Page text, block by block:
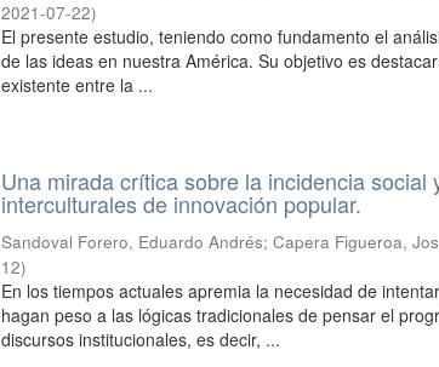
2021-07-22)
El presente estudio, teniendo como fundamento el
de las ideas en nuestra América. Su objetivo es
existente entre la ...
Una mirada crítica sobre la incidencia social
interculturales de innovación popular.
Sandoval Forero, Eduardo Andrés;Capera Figueroa,
12)
En los tiempos actuales apremia la necesidad de
hagan peso a las lógicas tradicionales de pensar el
discursos institucionales, es decir, ...